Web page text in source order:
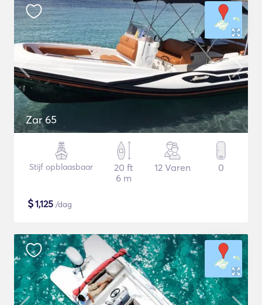
Zar 65
Stijf opblaasbaar
20 ft
6 m
12 Varen 0
$1,125 /dag